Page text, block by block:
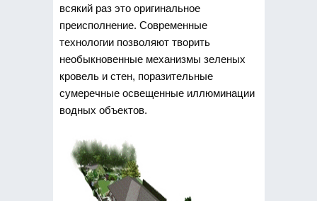
всякий раз это оригинальное
преисполнение. Современные
технологии позволяют творить
необыкновенные механизмы зеленых
кровель и стен, поразительные
сумеречные освещенные иллюминации
водных объектов.